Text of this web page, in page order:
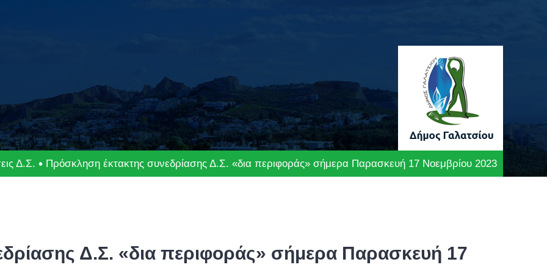
Δ.Σ. Πρόσκληση έκτακτης συνεδρίασης Δ.Σ. «δια περιφοράς» σήμερα Παρασκευή 17 Νοεμβρίου 2023
Δ.Σ. «δια περιφοράς» σήμερα Παρασκευή 17